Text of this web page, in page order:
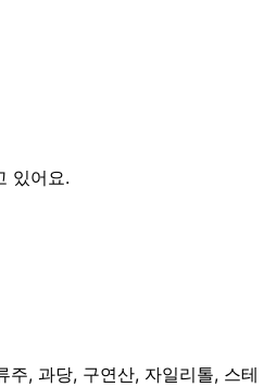
있어요.
주, 과당, 구연산, 자일리톨, 스테